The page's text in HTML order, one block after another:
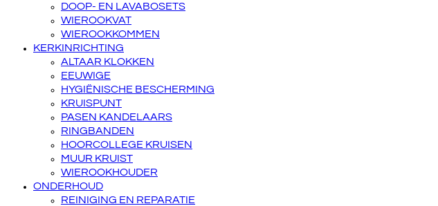
DOOP- EN LAVABOSETS
WIEROOKVAT
WIEROOKKOMMEN
KERKINRICHTING
ALTAAR KLOKKEN
EEUWIGE
HYGIËNISCHE BESCHERMING
KRUISPUNT
PASEN KANDELAARS
RINGBANDEN
HOORCOLLEGE KRUISEN
MUUR KRUIST
WIEROOKHOUDER
ONDERHOUD
REINIGING EN REPARATIE